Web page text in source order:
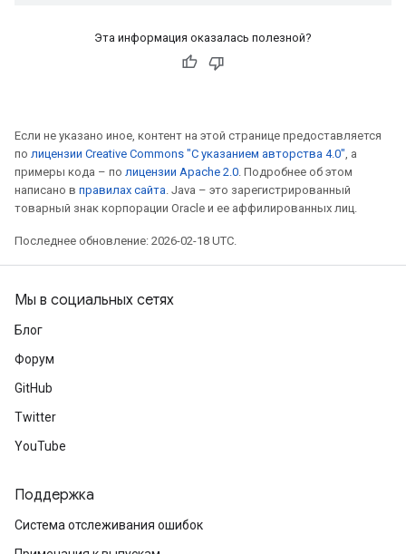
Эта информация оказалась полезной?
Если не указано иное, контент на этой странице предоставляется
по лицензии Creative Commons "С указанием авторства 4.0", а
примеры кода – по лицензии Apache 2.0. Подробнее об этом
написано в правилах сайта. Java – это зарегистрированный
товарный знак корпорации Oracle и ее аффилированных лиц.
Последнее обновление: 2026-02-18 UTC.
Мы в социальных сетях
Блог
Форум
GitHub
Twitter
YouTube
Поддержка
Система отслеживания ошибок